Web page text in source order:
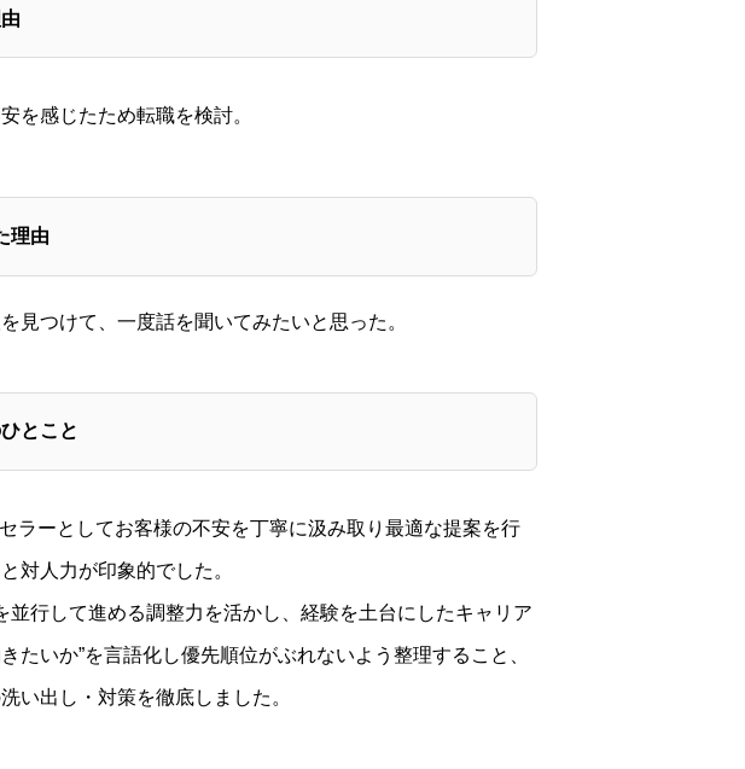
を感じたため転職を検討。
理由
見つけて、一度話を聞いてみたいと思った。
とこと
ラーとしてお客様の不安を丁寧に汲み取り最適な提案を行
対人力が印象的でした。
行して進める調整力を活かし、経験を土台にしたキャリア
いか”を言語化し優先順位がぶれないよう整理すること、
い出し・対策を徹底しました。